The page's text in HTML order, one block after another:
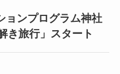
ョンプログラム神社
き旅行」スタート